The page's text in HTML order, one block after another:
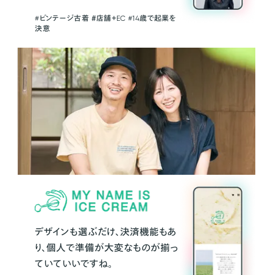
#ビンテージ古着 ＃店舗＋EC #14歳で起業を
決意
デザインも選ぶだけ、決済機能もあ
り、個人で準備が大変なものが揃っ
ていていいですね。